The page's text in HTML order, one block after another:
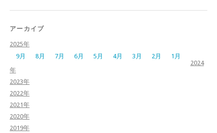
アーカイブ
2025年
9月
8月 7月 6月 5月 4月 3月 2月
1月
2024
年
2023年
2022年
2021年
2020年
2019年